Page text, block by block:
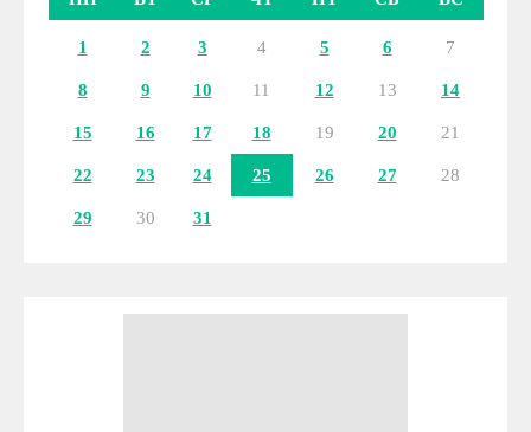
1 2 3 4 5 6 7
8 9 10 11 12 13 14
15 16 17 18 19 20 21
22 23 24 25 26 27 28
29 30 31